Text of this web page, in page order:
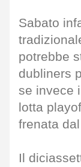
Sabato
potrebbe
dubliners
se invece
lotta
frenata
Il